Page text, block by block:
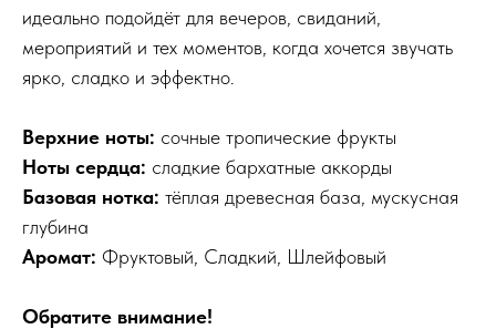
идеально подойдёт для вечеров, свиданий,
мероприятий и тех моментов, когда хочется звучать
ярко, сладко и эффектно.
Верхние ноты: сочные тропические фрукты
Ноты сердца: сладкие бархатные аккорды
Базовая нотка: тёплая древесная база, мускусная
глубина
Аромат: Фруктовый, Сладкий, Шлейфовый
Обратите внимание!